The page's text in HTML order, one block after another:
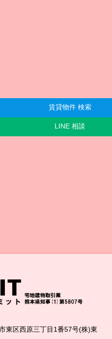
賃貸物件 検索
LINE 相談
東区西原三丁目1番57号(株)東